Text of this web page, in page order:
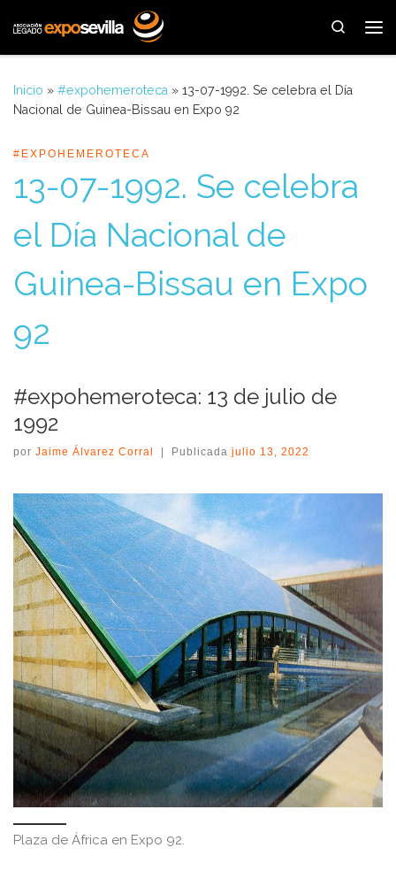
Saltar al contenido
Search
Inicio » #expohemeroteca » 13-07-1992. Se celebra el Día
Nacional de Guinea-Bissau en Expo 92
#EXPOHEMEROTECA
13-07-1992. Se celebra
el Día Nacional de
Guinea-Bissau en Expo
92
#expohemeroteca: 13 de julio de
1992
por Jaime Álvarez Corral Publicada julio 13, 2022
Plaza de África en Expo 92.